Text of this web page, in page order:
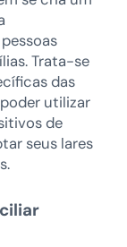
Trata-se
das
utilizar
de
seus lares